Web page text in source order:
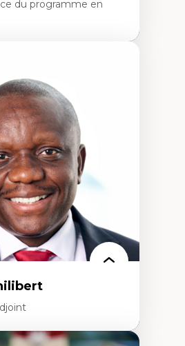
du programme en
action et justice sociale
de l’intervention et des
en travail social et en
offre active et
plurielle en contexte
minoritaire
sur le handicap, la
l'agentivité et les injustices
et réalités 2SLGBTQ+
et approches
anti-oppressive
critique
proche aidance, famille
mutuel
de groupe, communautaire,
avec, pour et avec
la primauté de la personne